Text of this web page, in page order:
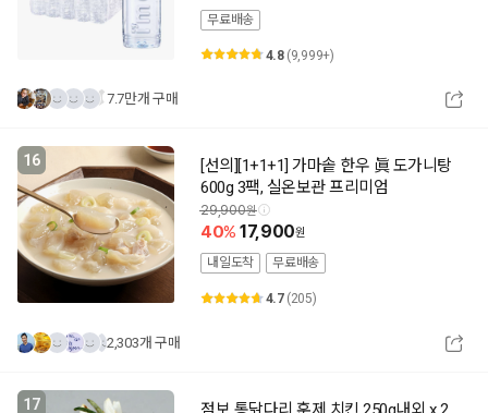
무료배송
4.8 (9,999+)
7.7만개 구매
16
[선의][1+1+1] 가마솥 한우 眞 도가니탕
600g 3팩, 실온보관 프리미엄
29,900
40 17,900
내일도착 무료배송
4.7 (205)
2,303개 구매
17